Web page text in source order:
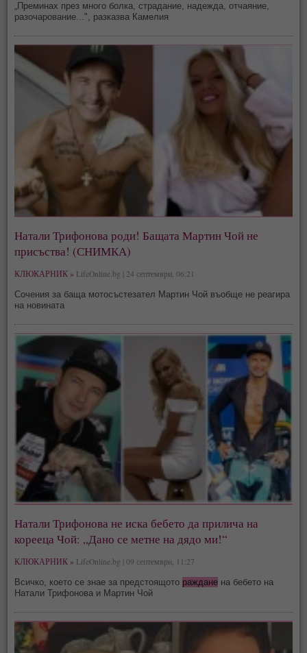
„Преминах през много болка, страдание, надежда, отчаяние,
разочарование...", разказва Камелия
Натали Трифонова роди! Бащата Мартин Чой не
присъства! (СНИМКА)
КЛЮКАРНИК » LifeOnline.bg | 24 септември, 06:21
Сочения за баща мотосъстезател Мартин Чой въобще не реагира
на новината
Натали Трифонова не иска бебето да прилича на
корееца Чой: „Дано се метне на дядо ми!“
КЛЮКАРНИК » LifeOnline.bg | 09 септември, 11:27
Всичко, което се знае за предстоящото раждане на бебето на
Натали Трифонова и Мартин Чой